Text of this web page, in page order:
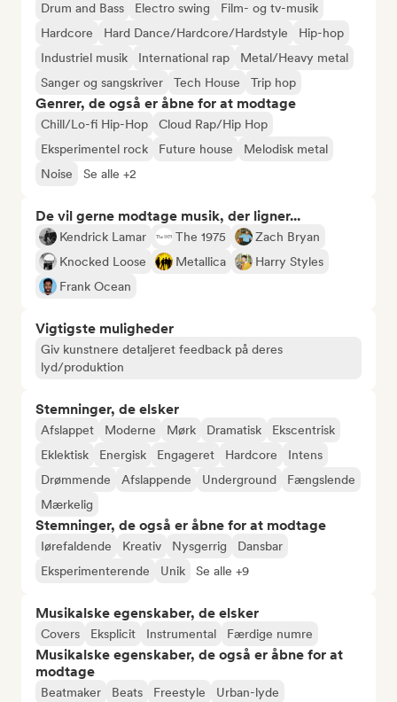
Drum and Bass
Electro swing
Film- og tv-musik
Hardcore
Hard Dance/Hardcore/Hardstyle
Hip-hop
Industriel musik
International rap
Metal/Heavy metal
Sanger og sangskriver
Tech House Trip hop
Genrer, de også er åbne for at modtage
Chill/Lo-fi Hip-Hop
Cloud Rap/Hip Hop
Eksperimentel rock
Future house
Melodisk metal
Noise
Se alle +2
De vil gerne modtage musik, der ligner...
Kendrick Lamar The 1975
Zach Bryan
Knocked Loose
Metallica
Harry Styles
Frank Ocean
Vigtigste muligheder
Giv kunstnere detaljeret feedback på deres
lyd/produktion
Stemninger, de elsker
Afslappet Moderne Mørk Dramatisk
Ekscentrisk
Eklektisk
Energisk Engageret Hardcore
Intens
Drømmende
Afslappende Underground
Fængslende
Mærkelig
Stemninger, de også er åbne for at modtage
Iørefaldende Kreativ Nysgerrig
Dansbar
Eksperimenterende
Unik Se alle +9
Musikalske egenskaber, de elsker
Covers Eksplicit Instrumental Færdige numre
Musikalske egenskaber, de også er åbne for at
modtage
Beatmaker Beats Freestyle Urban-lyde